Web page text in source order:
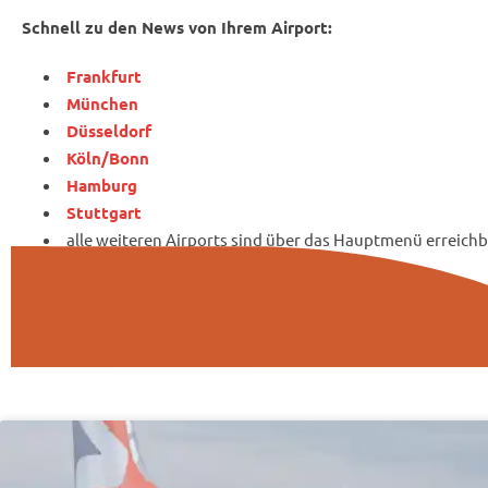
Schnell zu den News von Ihrem Airport:
Frankfurt
München
Düsseldorf
Köln/Bonn
Hamburg
Stuttgart
alle weiteren Airports sind über das Hauptmenü